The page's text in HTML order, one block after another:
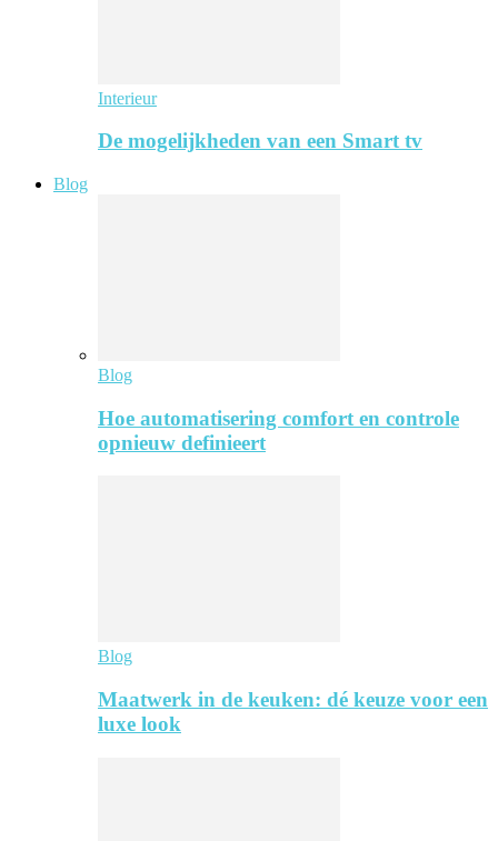
Interieur
De mogelijkheden van een Smart tv
Blog
Blog
Hoe automatisering comfort en controle
opnieuw definieert
Blog
Maatwerk in de keuken: dé keuze voor een
luxe look